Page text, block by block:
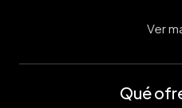
Ver
Qué